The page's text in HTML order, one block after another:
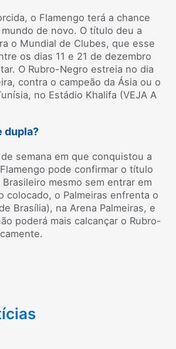
o Flamengo terá a chance
de novo. O título deu a
o Mundial de Clubes, que esse
os dias 11 e 21 de dezembro
O Rubro-Negro estreia no dia
contra o campeão da Ásia ou o
no Estádio Khalifa (VEJA A
dupla?
semana em que conquistou a
pode confirmar o título
mesmo sem entrar em
colocado, o Palmeiras enfrenta o
Brasília), na Arena Palmeiras, e
poderá mais calcançar o Rubro-